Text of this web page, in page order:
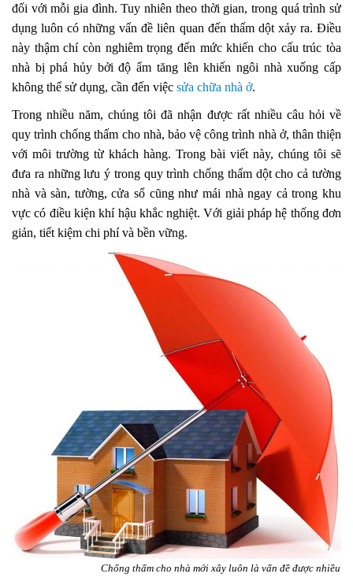
đối với mỗi gia đình. Tuy nhiên theo thời gian, trong quá trình sử
dụng luôn có những vấn đề liên quan đến thấm dột xảy ra. Điều
này thậm chí còn nghiêm trọng đến mức khiến cho cấu trúc tòa
nhà bị phá hủy bởi độ ẩm tăng lên khiến ngôi nhà xuống cấp
không thể sử dụng, cần đến việc sửa chữa nhà ở.
Trong nhiều năm, chúng tôi đã nhận được rất nhiều câu hỏi về
quy trình chống thấm cho nhà, bảo vệ công trình nhà ở, thân thiện
với môi trường từ khách hàng. Trong bài viết này, chúng tôi sẽ
đưa ra những lưu ý trong quy trình chống thấm dột cho cả tường
nhà và sàn, tường, cửa sổ cũng như mái nhà ngay cả trong khu
vực có điều kiện khí hậu khắc nghiệt. Với giải pháp hệ thống đơn
giản, tiết kiệm chi phí và bền vững.
Chống thấm cho nhà mới xây luôn là vấn đề được nhiều